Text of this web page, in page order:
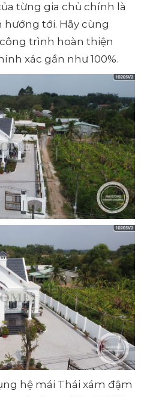
từng gia chủ chính là
tới. Hãy cùng
trình hoàn thiện
xác gần như 100%.
hệ mái Thái xám đậm